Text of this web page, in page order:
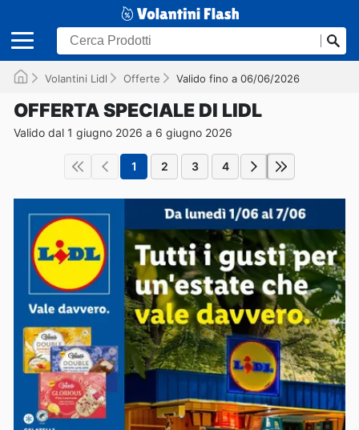
Volantini Lidl Offerte Valido fino a 06/06/2026
OFFERTA SPECIALE DI LIDL
Valido dal 1 giugno 2026 a 6 giugno 2026
1 2 3 4